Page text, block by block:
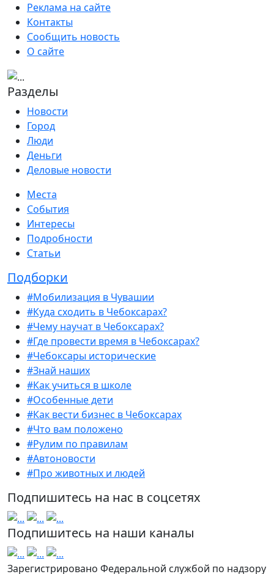
Реклама на сайте
Контакты
Сообщить новость
О сайте
Разделы
Новости
Город
Люди
Деньги
Деловые новости
Места
События
Интересы
Подробности
Статьи
Подборки
#Мобилизация в Чувашии
#Куда сходить в Чебоксарах?
#Чему научат в Чебоксарах?
#Где провести время в Чебоксарах?
#Чебоксары исторические
#Знай наших
#Как учиться в школе
#Особенные дети
#Как вести бизнес в Чебоксарах
#Что вам положено
#Рулим по правилам
#Автоновости
#Про животных и людей
Подпишитесь на нас в соцсетях
Подпишитесь на наши каналы
Зарегистрировано Федеральной службой по надзору